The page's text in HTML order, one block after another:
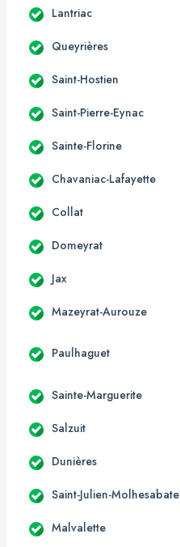
Lantriac
Queyrières
Saint-Hostien
Saint-Pierre-Eynac
Sainte-Florine
Chavaniac-Lafayette
Collat
Domeyrat
Jax
Mazeyrat-Aurouze
Paulhaguet
Sainte-Marguerite
Salzuit
Dunières
Saint-Julien-Molhesabate
Malvalette